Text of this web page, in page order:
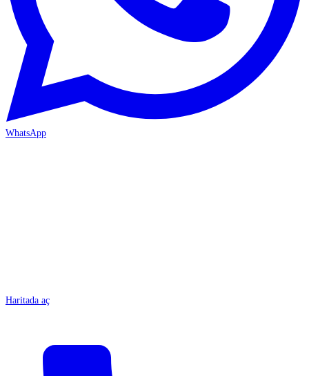
WhatsApp
Haritada aç